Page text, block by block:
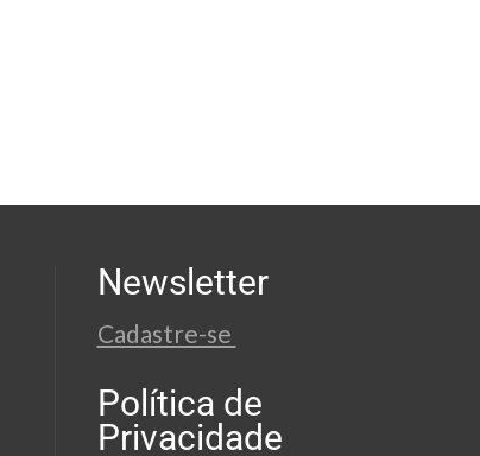
Newsletter
Cadastre-se
Política de
Privacidade